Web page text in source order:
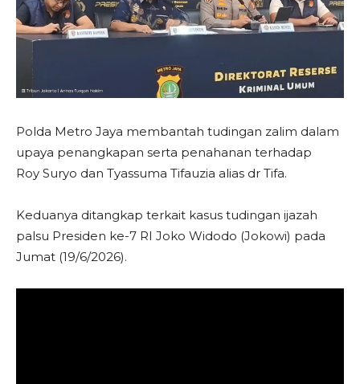
Polda Metro Jaya membantah tudingan zalim dalam
upaya penangkapan serta penahanan terhadap
Roy Suryo dan Tyassuma Tifauzia alias dr Tifa.
Keduanya ditangkap terkait kasus tudingan ijazah
palsu Presiden ke-7 RI Joko Widodo (Jokowi) pada
Jumat (19/6/2026).